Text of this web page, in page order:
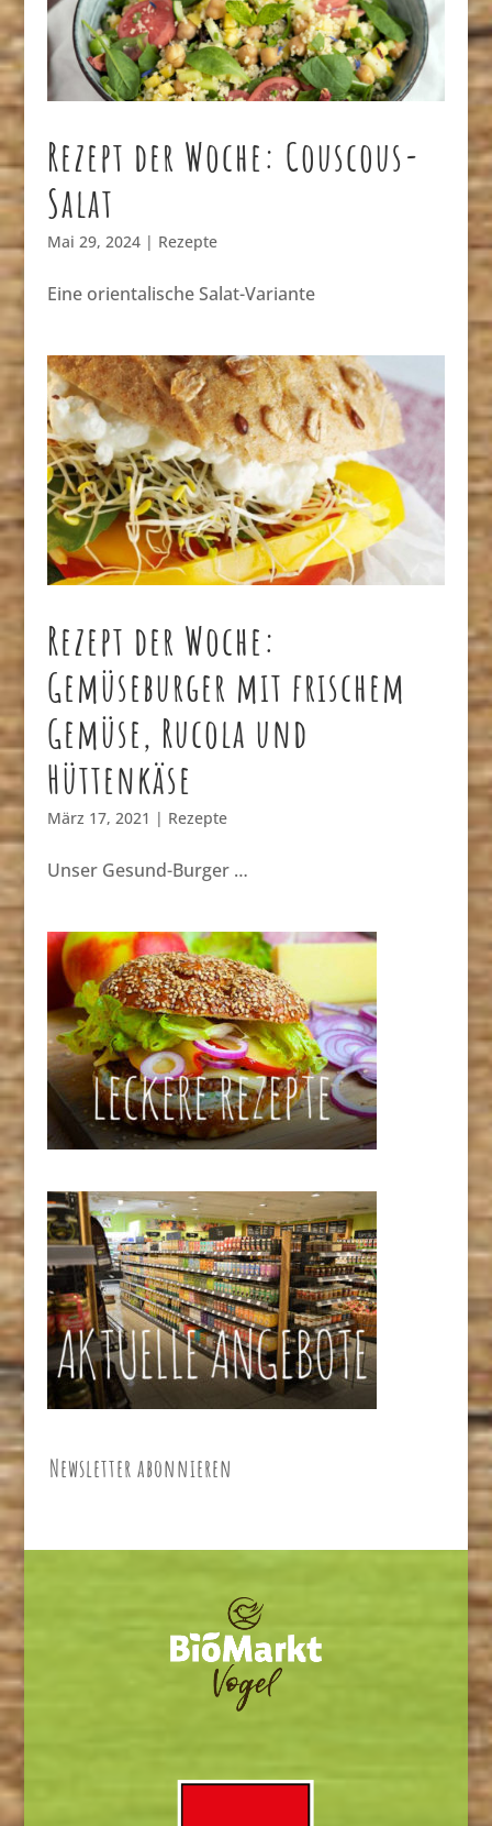
Rezept der Woche: Couscous-
Salat
Mai 29, 2024| Rezepte
Eine orientalische Salat-Variante
Rezept der Woche:
Gemüseburger mit frischem
Gemüse, Rucola und
Hüttenkäse
März 17, 2021 | Rezepte
Unser Gesund-Burger …
Newsletter abonnieren